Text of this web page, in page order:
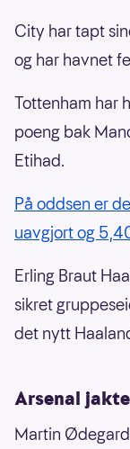
City har tapt
og har havnet
Tottenham har
poeng bak
Etihad.
På oddsen er
uavgjort og
Erling Braut
sikret
det nytt
Arsenal
Martin